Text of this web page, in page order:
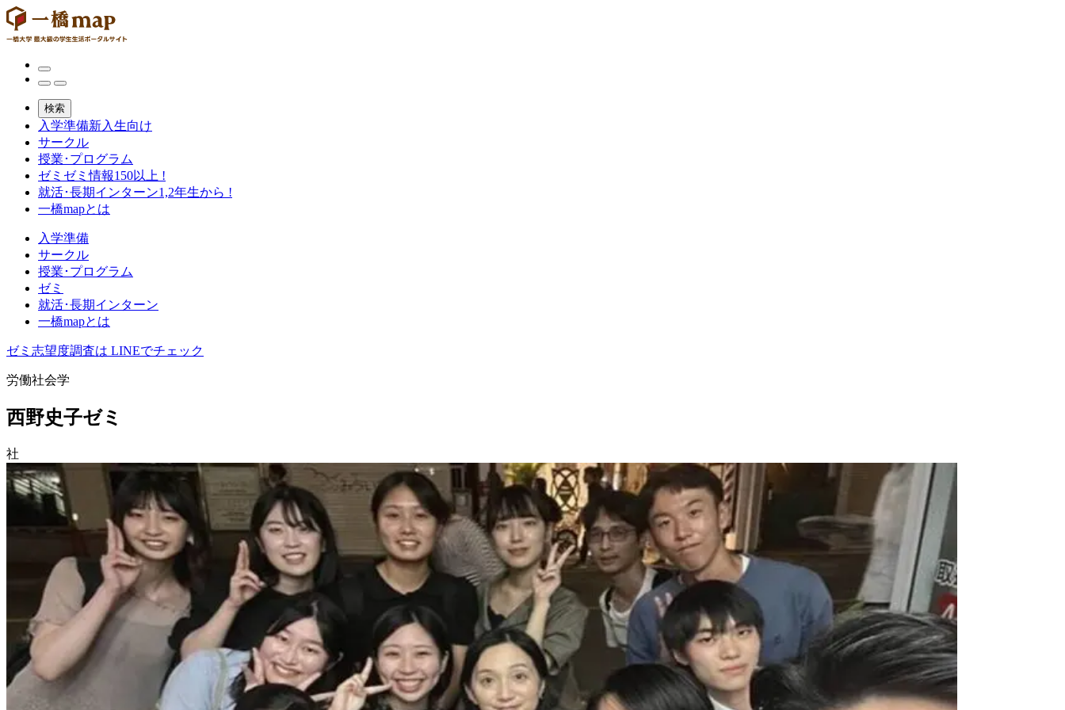
検索
入学準備新入生向け
サークル
授業･プログラム
ゼミ ゼミ情報150以上 !
就活･長期インターン1,2年生から !
一橋mapとは
入学準備
サークル
授業･プログラム
ゼミ
就活･長期インターン
一橋mapとは
ゼミ志望度調査は LINEでチェック
労働社会学
西野史子ゼミ
社